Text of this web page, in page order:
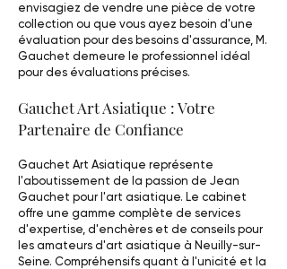
envisagiez de vendre une pièce de votre
collection ou que vous ayez besoin d'une
évaluation pour des besoins d'assurance, M.
Gauchet demeure le professionnel idéal
pour des évaluations précises.
Gauchet Art Asiatique : Votre
Partenaire de Confiance
Gauchet Art Asiatique représente
l'aboutissement de la passion de Jean
Gauchet pour l'art asiatique. Le cabinet
offre une gamme complète de services
d'expertise, d'enchères et de conseils pour
les amateurs d'art asiatique à Neuilly-sur-
Seine. Compréhensifs quant à l'unicité et la